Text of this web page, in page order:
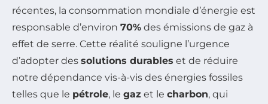
récentes, la consommation mondiale d’énergie est
responsable d’environ 70% des émissions de gaz à
effet de serre. Cette réalité souligne l’urgence
d’adopter des solutions durables et de réduire
notre dépendance vis-à-vis des énergies fossiles
telles que le pétrole, le gaz et le charbon, qui